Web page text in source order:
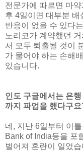
전문가에 따르면 마
후 4일이면 대부분 배
반응이 없을 수 있다
노리코가 계약했던
서 모두 퇴출될 것이
가 물어야 하는 손해
있습니다.
인도 구글에서는 은
까지 파업을 했다구요
네, 지난 6일부터 이
Bank of India등을 포
벌어져 혼란이 일었